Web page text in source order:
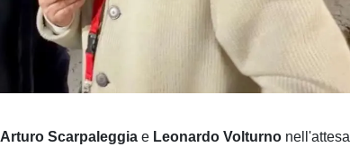
Arturo Scarpaleggia e Leonardo Volturno nell'attesa